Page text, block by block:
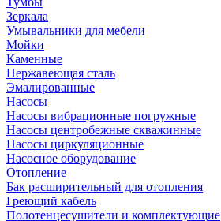
Зеркала
Умывальники для мебели
Мойки
Каменные
Нержавеющая сталь
Эмалированные
Насосы
Насосы вибрационные погружные
Насосы центробежные скважинные
Насосы циркуляционные
Насосное оборудование
Отопление
Бак расширительный для отопления
Греющий кабель
Полотенцесушители и комплектующие